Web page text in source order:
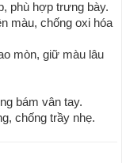
phù hợp trưng bày.
màu, chống oxi hóa
mòn, giữ màu lâu
bám vân tay.
chống trầy nhẹ.